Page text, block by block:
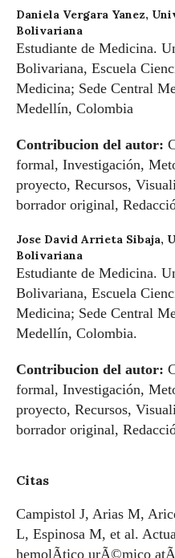
Daniela Vergara Yanez,
Bolivariana
Estudiante de Medicina.
Bolivariana, Escuela
Medicina; Sede Central
Medellín, Colombia
Contribucion del autor:
formal, Investigación,
proyecto, Recursos,
borrador original,
Jose David Arrieta Sibaja,
Bolivariana
Estudiante de Medicina.
Bolivariana, Escuela
Medicina; Sede Central
Medellín, Colombia.
Contribucion del autor:
formal, Investigación,
proyecto, Recursos,
borrador original,
Citas
Campistol J, Arias M,
L, Espinosa M, et al.
hemolÃ­tico urÃ©mico